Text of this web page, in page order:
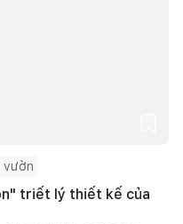
vườn
triết lý thiết kế của